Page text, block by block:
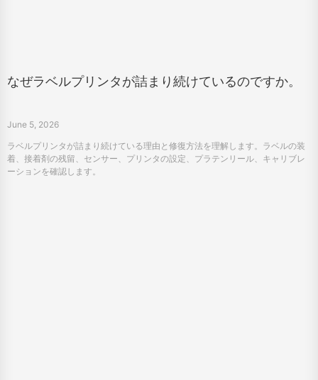
なぜラベルプリンタが詰まり続けているのですか。
June 5, 2026
ラベルプリンタが詰まり続けている理由と修復方法を理解します。ラベルの装
着、接着剤の残留、センサー、プリンタの設定、プラテンリール、キャリブレ
ーションを確認します。